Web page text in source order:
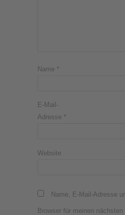
Name *
E-Mail-
Adresse *
Website
Name, E-Mail-Adresse
Browser für meinen